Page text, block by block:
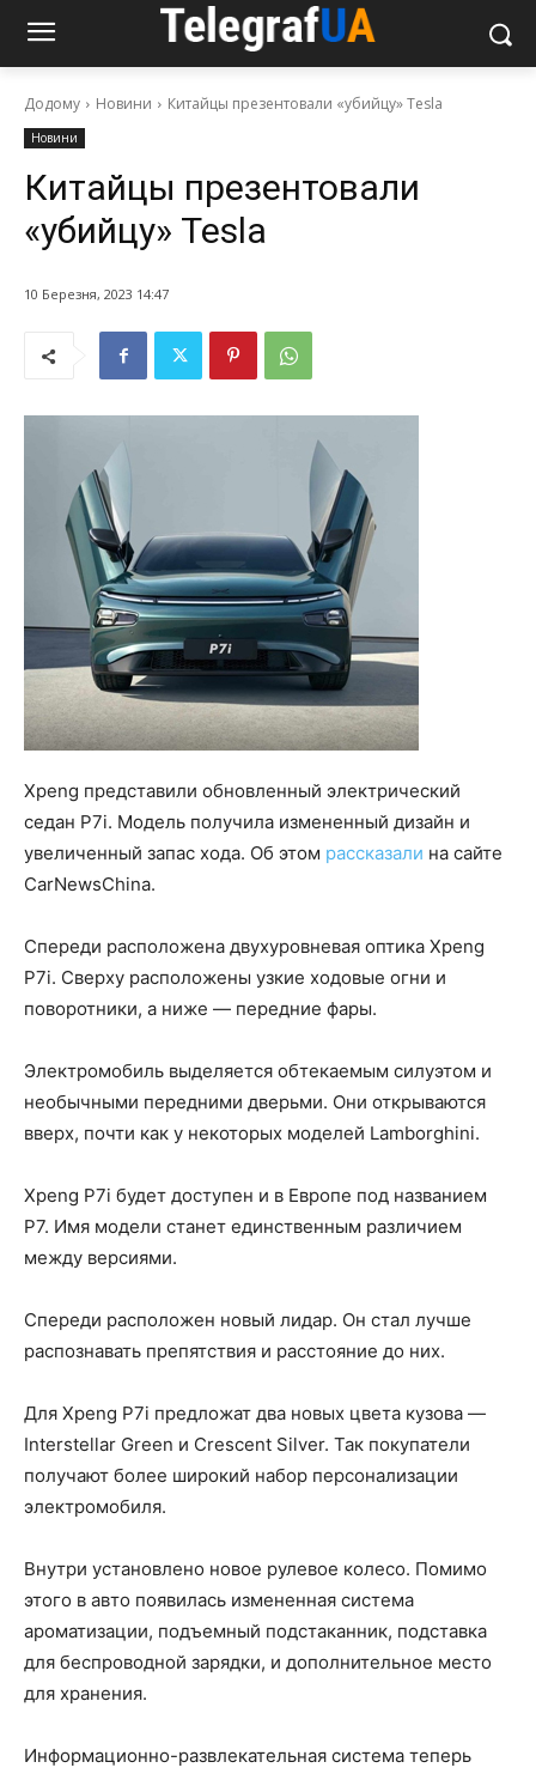
Додому Новини Китайцы презентовали «убийцу» Tesla
Новини
Китайцы презентовали
«убийцу» Tesla
10 Березня, 2023 14:47
Xpeng представили обновленный электрический
седан P7i. Модель получила измененный дизайн и
увеличенный запас хода. Об этом рассказали на сайте
CarNewsChina.
Спереди расположена двухуровневая оптика Xpeng
P7i. Сверху расположены узкие ходовые огни и
поворотники, а ниже — передние фары.
Электромобиль выделяется обтекаемым силуэтом и
необычными передними дверьми. Они открываются
вверх, почти как у некоторых моделей Lamborghini.
Xpeng P7i будет доступен и в Европе под названием
P7. Имя модели станет единственным различием
между версиями.
Спереди расположен новый лидар. Он стал лучше
распознавать препятствия и расстояние до них.
Для Xpeng P7i предложат два новых цвета кузова —
Interstellar Green и Crescent Silver. Так покупатели
получают более широкий набор персонализации
электромобиля.
Внутри установлено новое рулевое колесо. Помимо
этого в авто появилась измененная система
ароматизации, подъемный подстаканник, подставка
для беспроводной зарядки, и дополнительное место
для хранения.
Информационно-развлекательная система теперь